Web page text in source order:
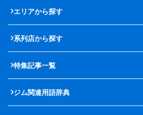
エリアから探す
系列店から探す
特集記事一覧
ジム関連用語辞典